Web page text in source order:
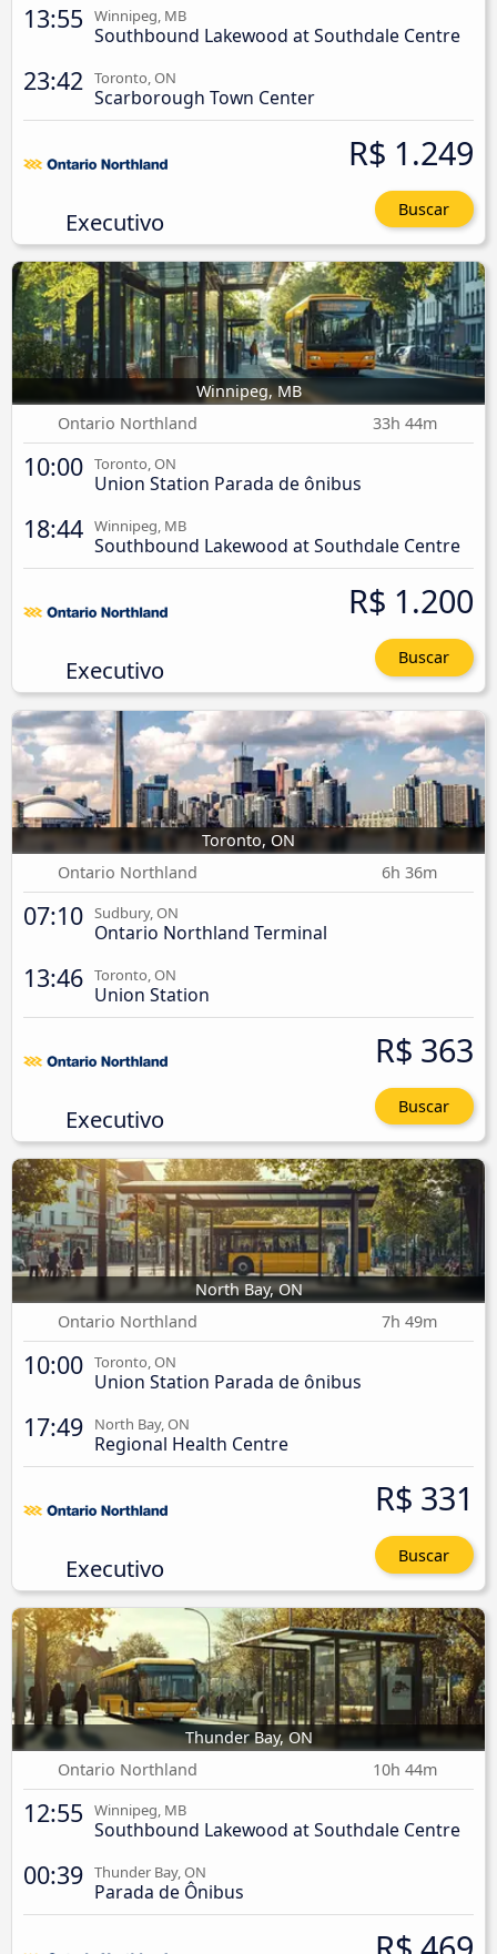
13:55 Winnipeg, MB
Southbound Lakewood at Southdale Centre
23:42 Toronto, ON
Scarborough Town Center
Executivo
R$ 1.249
Buscar
Winnipeg, MB
Ontario Northland
33h 44m
10:00 Toronto, ON
Union Station Parada de ônibus
18:44 Winnipeg, MB
Southbound Lakewood at Southdale Centre
Executivo
R$ 1.200
Buscar
Toronto, ON
Ontario Northland
6h 36m
07:10 Sudbury, ON
Ontario Northland Terminal
13:46 Toronto, ON
Union Station
Executivo
R$ 363
Buscar
North Bay, ON
Ontario Northland
7h 49m
10:00 Toronto, ON
Union Station Parada de ônibus
17:49 North Bay, ON
Regional Health Centre
Executivo
R$ 331
Buscar
Thunder Bay, ON
Ontario Northland
10h 44m
12:55 Winnipeg, MB
Southbound Lakewood at Southdale Centre
00:39 Thunder Bay, ON
Parada de Ônibus